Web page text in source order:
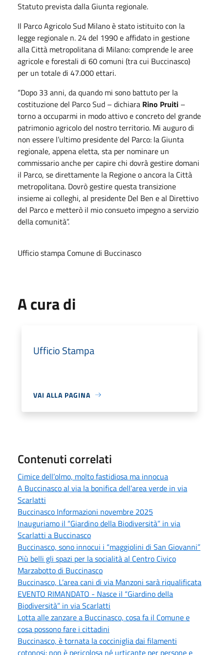
Statuto prevista dalla Giunta regionale.
Il Parco Agricolo Sud Milano è stato istituito con la
legge regionale n. 24 del 1990 e affidato in gestione
alla Città metropolitana di Milano: comprende le aree
agricole e forestali di 60 comuni (tra cui Buccinasco)
per un totale di 47.000 ettari.
“Dopo 33 anni, da quando mi sono battuto per la
costituzione del Parco Sud – dichiara Rino Pruiti –
torno a occuparmi in modo attivo e concreto del grande
patrimonio agricolo del nostro territorio. Mi auguro di
non essere l’ultimo presidente del Parco: la Giunta
regionale, appena eletta, sta per nominare un
commissario anche per capire chi dovrà gestire domani
il Parco, se direttamente la Regione o ancora la Città
metropolitana. Dovrò gestire questa transizione
insieme ai colleghi, al presidente Del Ben e al Direttivo
del Parco e metterò il mio consueto impegno a servizio
della comunità”.
Ufficio stampa Comune di Buccinasco
A cura di
Ufficio Stampa
VAI ALLA PAGINA
Contenuti correlati
Cimice dell’olmo, molto fastidiosa ma innocua
A Buccinasco al via la bonifica dell’area verde in via
Scarlatti
Buccinasco Informazioni novembre 2025
Inauguriamo il “Giardino della Biodiversità” in via
Scarlatti a Buccinasco
Buccinasco, sono innocui i “maggiolini di San Giovanni”
Più belli gli spazi per la socialità al Centro Civico
Marzabotto di Buccinasco
Buccinasco, L’area cani di via Manzoni sarà riqualificata
EVENTO RIMANDATO - Nasce il “Giardino della
Biodiversità” in via Scarlatti
Lotta alle zanzare a Buccinasco, cosa fa il Comune e
cosa possono fare i cittadini
Buccinasco, è tornata la cocciniglia dai filamenti
cotonosi: non è pericolosa né urticante per persone e